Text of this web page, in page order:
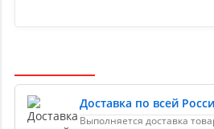
Доставка по всей
Выполняется доставка